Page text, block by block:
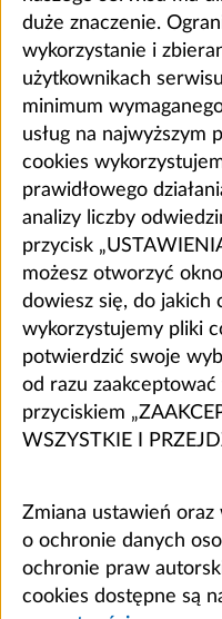
duże znaczenie.
wykorzystanie i
użytkownikach
minimum
usług na najwyższym
cookies
prawidłowego
analizy liczby
przycisk
możesz otworzyć
dowiesz się, do jakich
wykorzystujemy pliki
potwierdzić swoje
od razu
przyciskiem
WSZYSTKIE I
Zmiana ustawień
o ochronie danych
ochronie praw
cookies dostępne są